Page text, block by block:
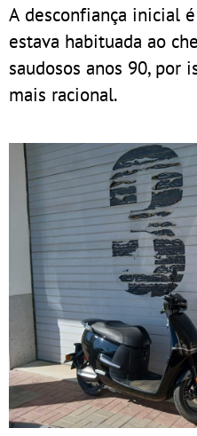
A desconfiança inicial
estava habituada ao
saudosos anos 90, por
mais racional.